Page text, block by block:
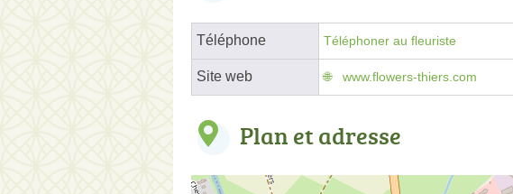
Téléphone Téléphoner au fleuriste
Site web www.flowers-thiers.com
Plan et adresse